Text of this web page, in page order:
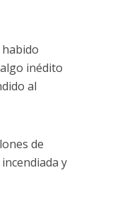
inédito
al
de
y